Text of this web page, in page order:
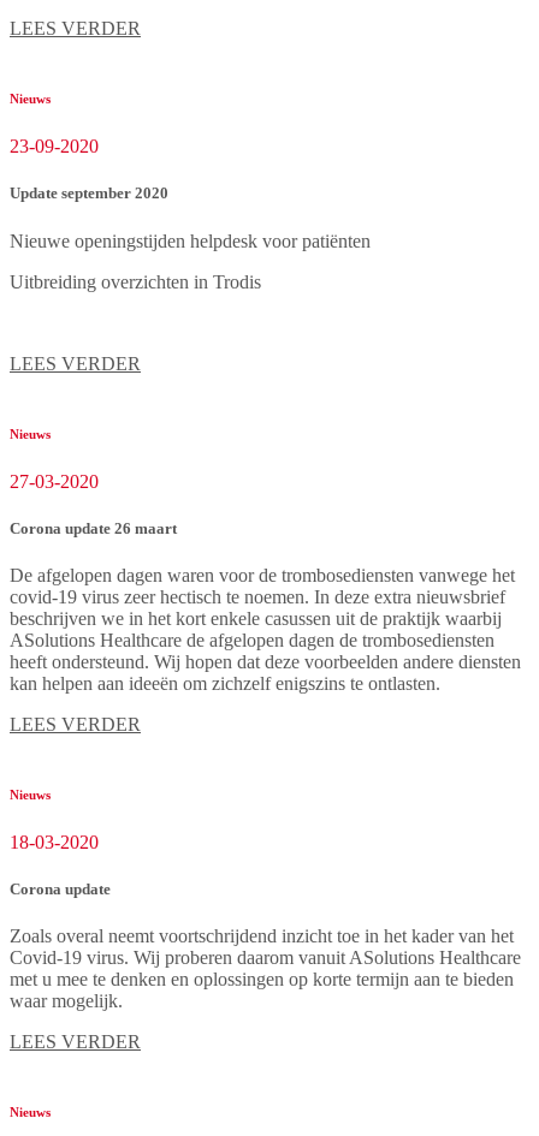
LEES VERDER
Nieuws
23-09-2020
Update september 2020
Nieuwe openingstijden helpdesk voor patiënten
Uitbreiding overzichten in Trodis
LEES VERDER
Nieuws
27-03-2020
Corona update 26 maart
De afgelopen dagen waren voor de trombosediensten vanwege het
covid-19 virus zeer hectisch te noemen. In deze extra nieuwsbrief
beschrijven we in het kort enkele casussen uit de praktijk waarbij
ASolutions Healthcare de afgelopen dagen de trombosediensten
heeft ondersteund. Wij hopen dat deze voorbeelden andere diensten
kan helpen aan ideeën om zichzelf enigszins te ontlasten.
LEES VERDER
Nieuws
18-03-2020
Corona update
Zoals overal neemt voortschrijdend inzicht toe in het kader van het
Covid-19 virus. Wij proberen daarom vanuit ASolutions Healthcare
met u mee te denken en oplossingen op korte termijn aan te bieden
waar mogelijk.
LEES VERDER
Nieuws